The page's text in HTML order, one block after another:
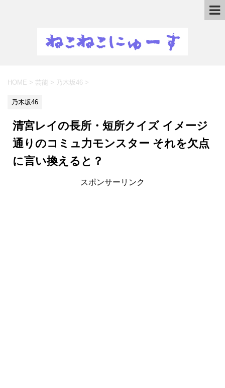
HOME > 芸能 > 乃木坂46 >
乃木坂46
清宮レイの長所・短所クイズ イメージ
通りのコミュ力モンスター それを欠点
に言い換えると？
スポンサーリンク